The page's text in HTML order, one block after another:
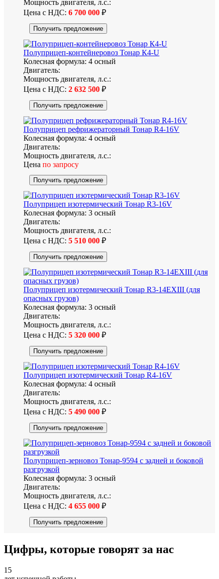
Мощность двигателя, л.с.:
Цена с НДС: 6 700 000 ₽
Получить предложение
Полуприцеп-контейнеровоз Тонар К4-U
Колесная формула: 4 осный
Двигатель:
Мощность двигателя, л.с.:
Цена с НДС: 2 632 500 ₽
Получить предложение
Полуприцеп рефрижераторный Тонар R4-16V
Колесная формула: 4 осный
Двигатель:
Мощность двигателя, л.с.:
Цена по запросу
Получить предложение
Полуприцеп изотермический Тонар R3-16V
Колесная формула: 3 осный
Двигатель:
Мощность двигателя, л.с.:
Цена с НДС: 5 510 000 ₽
Получить предложение
Полуприцеп изотермический Тонар R3-14EXIII (для
опасных грузов)
Колесная формула: 3 осный
Двигатель:
Мощность двигателя, л.с.:
Цена с НДС: 5 320 000 ₽
Получить предложение
Полуприцеп изотермический Тонар R4-16V
Колесная формула: 4 осный
Двигатель:
Мощность двигателя, л.с.:
Цена с НДС: 5 490 000 ₽
Получить предложение
Полуприцеп-зерновоз Тонар-9594 с задней и боковой
разгрузкой
Колесная формула: 3 осный
Двигатель:
Мощность двигателя, л.с.:
Цена с НДС: 4 655 000 ₽
Получить предложение
Цифры, которые говорят за нас
15